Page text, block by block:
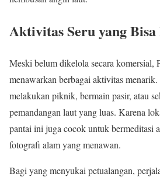
Aktivitas Seru yang
Meski belum dikelola secara komersial,
menawarkan berbagai aktivitas
melakukan piknik, bermain pasir, atau
pemandangan laut yang luas. Karena
pantai ini juga cocok untuk bermeditasi
fotografi alam yang menawan.
Bagi yang menyukai petualangan,